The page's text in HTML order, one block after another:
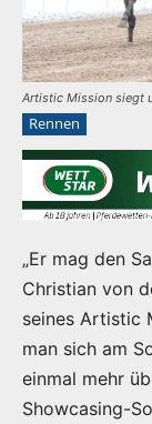
Artistic Mission siegt
Rennen
„Er mag den
Christian von
seines Artistic
man sich am
einmal mehr
Showcasing-